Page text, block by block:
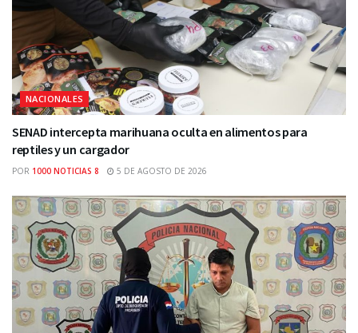
NACIONALES
SENAD intercepta marihuana oculta en alimentos para
reptiles y un cargador
POR 1000 NOTICIAS 8 5 DE AGOSTO DE 2026